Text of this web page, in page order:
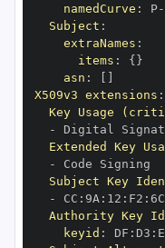
namedCurve : P-
Subject :
extraNames :
items : { }
asn :
X509v3 extensions :
Key Usage
-
Extended Key
-
Subject Key
-
CC : 9A : 12 : F2 : 6C
Authority Key
keyid : DF : D3 :